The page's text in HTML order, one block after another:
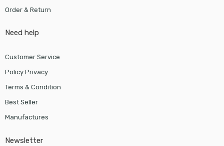
Order & Return
Need help
Customer Service
Policy Privacy
Terms & Condition
Best Seller
Manufactures
Newsletter